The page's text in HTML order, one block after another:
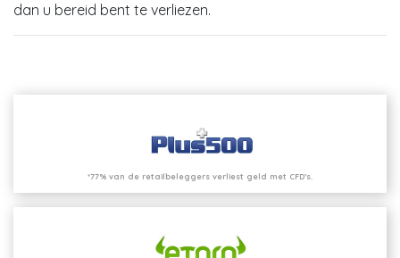
dan u bereid bent te verliezen.
*77% van de retailbeleggers verliest geld met CFD’s.